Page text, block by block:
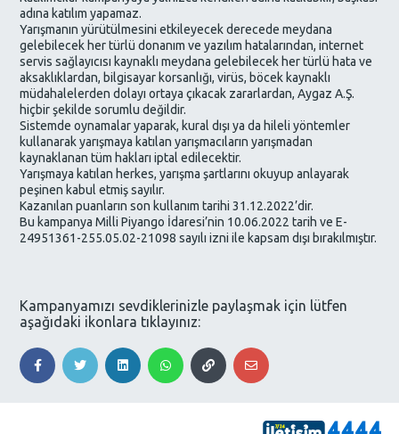
adına katılım yapamaz.
Yarışmanın yürütülmesini etkileyecek derecede meydana
gelebilecek her türlü donanım ve yazılım hatalarından, internet
servis sağlayıcısı kaynaklı meydana gelebilecek her türlü hata ve
aksaklıklardan, bilgisayar korsanlığı, virüs, böcek kaynaklı
müdahalelerden dolayı ortaya çıkacak zararlardan, Aygaz A.Ş.
hiçbir şekilde sorumlu değildir.
Sistemde oynamalar yaparak, kural dışı ya da hileli yöntemler
kullanarak yarışmaya katılan yarışmacıların yarışmadan
kaynaklanan tüm hakları iptal edilecektir.
Yarışmaya katılan herkes, yarışma şartlarını okuyup anlayarak
peşinen kabul etmiş sayılır.
Kazanılan puanların son kullanım tarihi 31.12.2022’dir.
Bu kampanya Milli Piyango İdaresi’nin 10.06.2022 tarih ve E-
24951361-255.05.02-21098 sayılı izni ile kapsam dışı bırakılmıştır.
Kampanyamızı sevdiklerinizle paylaşmak için lütfen
aşağıdaki ikonlara tıklayınız: